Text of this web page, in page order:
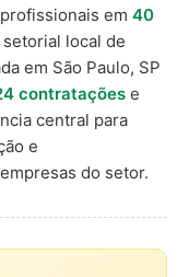
em 40
local de
em São Paulo, SP
contratações e
central para
e
do setor.